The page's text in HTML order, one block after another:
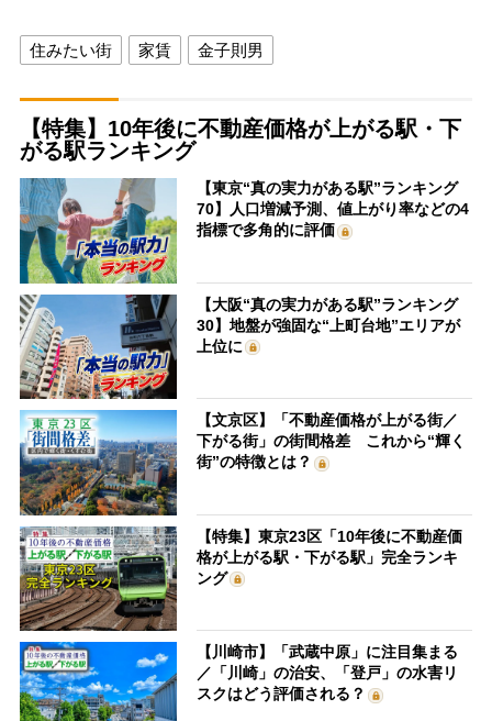
住みたい街 家賃 金子則男
【特集】10年後に不動産価格が上がる駅・下
がる駅ランキング
【東京“真の実力がある駅”ランキング
70】人口増減予測、値上がり率などの4
指標で多角的に評価
【大阪“真の実力がある駅”ランキング
30】地盤が強固な“上町台地”エリアが
上位に
【文京区】「不動産価格が上がる街／
下がる街」の街間格差 これから“輝く
街”の特徴とは？
【特集】東京23区「10年後に不動産価
格が上がる駅・下がる駅」完全ランキ
ング
【川崎市】「武蔵中原」に注目集まる
／「川崎」の治安、「登戸」の水害リ
スクはどう評価される？